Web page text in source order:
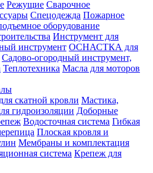
Режущие Сварочное
Спецодежда Пожарное
оборудование
Инструмент для
инструмент ОСНАСТКА для
Садово-огородный инструмент,
Теплотехника Масла для моторов
скатной кровли Мастика,
гидроизоляции Доборные
Водосточная система Гибкая
Плоская кровля и
Мембраны и комплектация
система Крепеж для